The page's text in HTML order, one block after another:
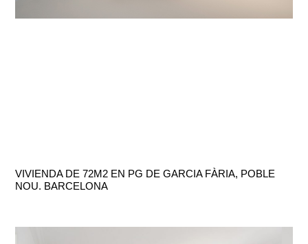
VIVIENDA DE 72M2 EN PG DE GARCIA FÀRIA, POBLE
NOU. BARCELONA